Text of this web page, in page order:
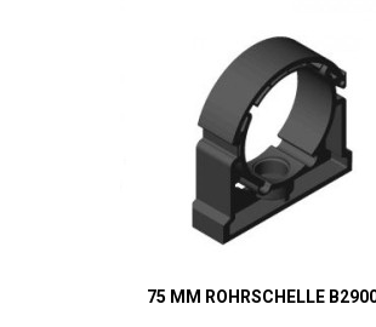
75 MM ROHRSCHELLE